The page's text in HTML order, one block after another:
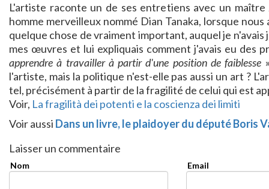
L'artiste raconte un de ses entretiens avec un
homme merveilleux nommé Dian Tanaka, lorsque
quelque chose de vraiment important, auquel je
mes œuvres et lui expliquais comment j'avais eu des
apprendre à travailler à partir d'une position de faiblesse
l'artiste, mais la politique n'est-elle pas aussi un art ?
tel, précisément à partir de la fragilité de celui qui est
Voir, La fragilità dei potenti e la coscienza dei limiti
Voir aussi Dans un livre, le plaidoyer du député Boris
Laisser un commentaire
Nom Email